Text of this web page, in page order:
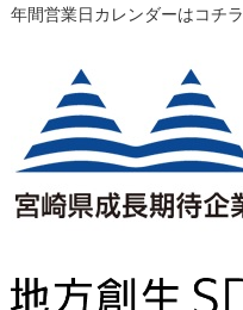
年間営業日カレンダーはコチラ